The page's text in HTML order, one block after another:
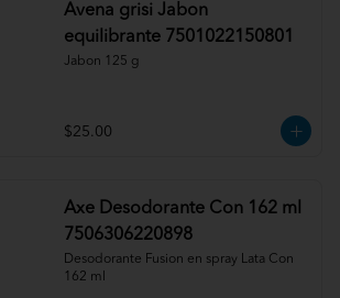
Avena grisi Jabon
equilibrante 7501022150801
Jabon 125 g
$25.00
Axe Desodorante Con 162 ml
7506306220898
Desodorante Fusion en spray Lata Con
162 ml